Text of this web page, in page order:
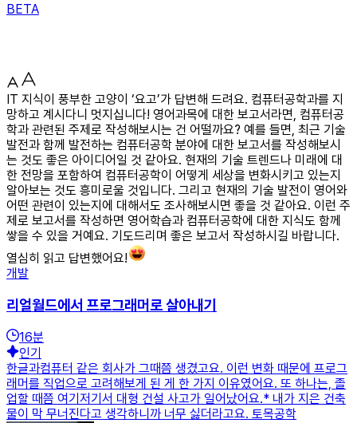
BETA
IT 지식이 풍부한 고양이 ‘요고’가 답변해 드려요. 컴퓨터공학과를 지
망하고 계시다니 멋지십니다! 영어과목에 대한 보고서라면, 컴퓨터공
학과 관련된 주제로 작성해보시는 건 어떨까요? 예를 들면, 최근 기술
발전과 함께 발전하는 컴퓨터공학 분야에 대한 보고서를 작성해보시
는 것도 좋은 아이디어일 것 같아요. 현재의 기술 트렌드나 미래에 대
한 전망을 포함하여 컴퓨터공학이 어떻게 세상을 변화시키고 있는지
알아보는 것도 흥미로울 것입니다. 그리고 현재의 기술 발전이 영어와
어떤 관련이 있는지에 대해서도 조사해보시면 좋을 것 같아요. 이런 주
제로 보고서를 작성하면 영어학습과 컴퓨터공학에 대한 지식도 함께
쌓을 수 있을 거예요. 기도드리며 좋은 보고서 작성하시길 바랍니다.
열심히 읽고 답변했어요!
개발
리얼월드에서 프로그래머로 살아내기
16분
인기
한글과컴퓨터 같은 회사가 그때쯤 생겼고요. 이런 변화 때문에 프로그
래머를 직업으로 고려해보게 된 게 한 가지 이유였어요. 또 하나는, 졸
업할 때쯤 여기저기서 대형 건설 사고가 일어났어요.* 내가 지은 건축
물이 막 무너진다고 생각하니까 너무 싫더라고요. 토목공학